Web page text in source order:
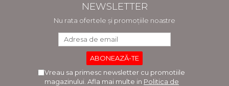
NEWSLETTER
Nu rata ofertele și promoțiile noastre
Vreau sa primesc newsletter cu promotiile
magazinului. Afla mai multe in Politica de